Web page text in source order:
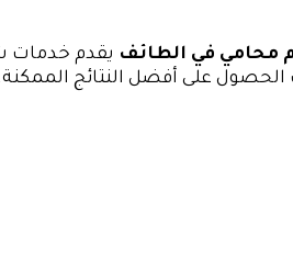
محامي في الطائف يقدم خدمات
الحصول على أفضل النتائج